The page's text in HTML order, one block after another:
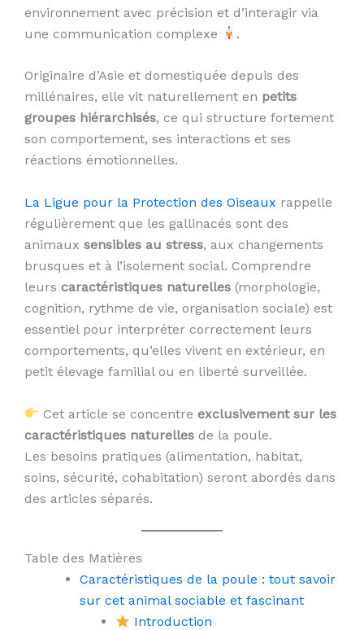
environnement avec précision et d’interagir via
une communication complexe
.
Originaire d’Asie et domestiquée depuis des
millénaires, elle vit naturellement en petits
groupes hiérarchisés, ce qui structure fortement
son comportement, ses interactions et ses
réactions émotionnelles.
La Ligue pour la Protection des Oiseaux rappelle
régulièrement que les gallinacés sont des
animaux sensibles au stress, aux changements
brusques et à l’isolement social. Comprendre
leurs caractéristiques naturelles (morphologie,
cognition, rythme de vie, organisation sociale) est
essentiel pour interpréter correctement leurs
comportements, qu’elles vivent en extérieur, en
petit élevage familial ou en liberté surveillée.
Cet article se concentreexclusivement sur les
caractéristiques naturelles de la poule.
Les besoins pratiques (alimentation, habitat,
soins, sécurité, cohabitation) seront abordés dans
des articles séparés.
Table des Matières
Caractéristiques de la poule : tout savoir
sur cet animal sociable et fascinant
Introduction